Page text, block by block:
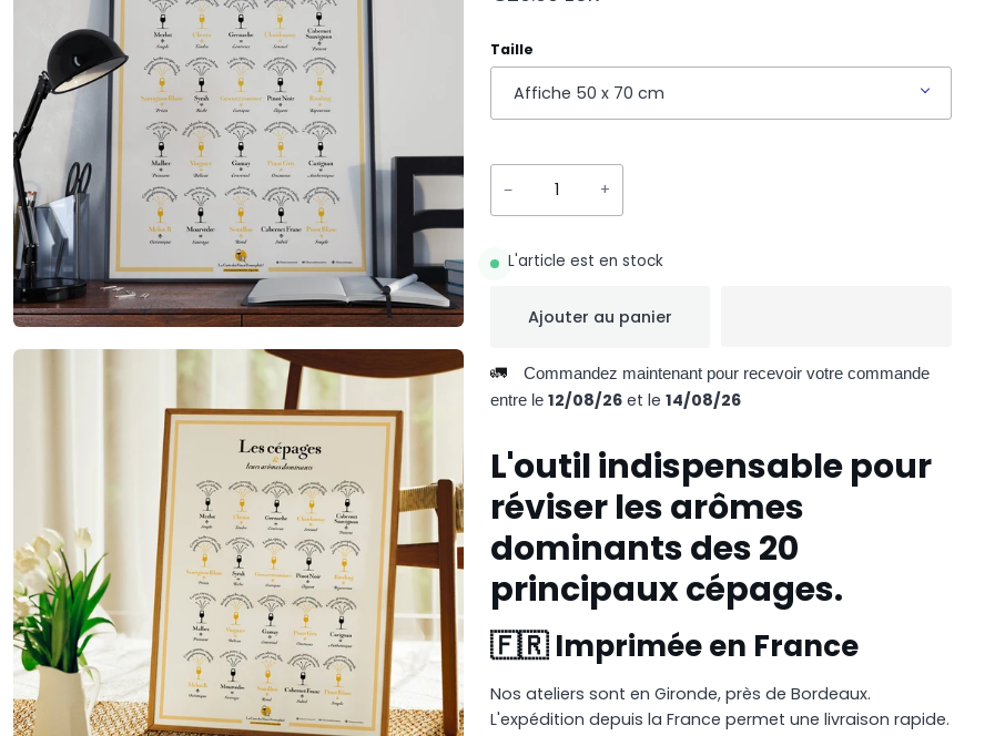
Taille
Affiche 50 x 70 cm
− +
L'article est en stock
Ajouter au panier
🚛
Commandez maintenant pour recevoir votre commande
entre le 12/08/26 et le 14/08/26
L'outil indispensable pour
réviser lesarômes
dominants des 20
principaux cépages.
🇫🇷 Imprimée en France
Nos ateliers sont en Gironde, près de Bordeaux.
L'expédition depuis la France permet une livraison rapide.